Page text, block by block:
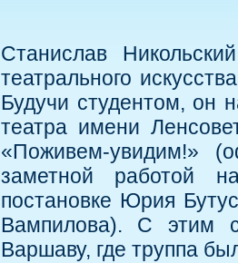
Станислав
театрального
Будучи студентом, он
театра имени
«Поживем-увидим!»
заметной работой
постановке Юрия
Вампилова). С этим
Варшаву, где труппа